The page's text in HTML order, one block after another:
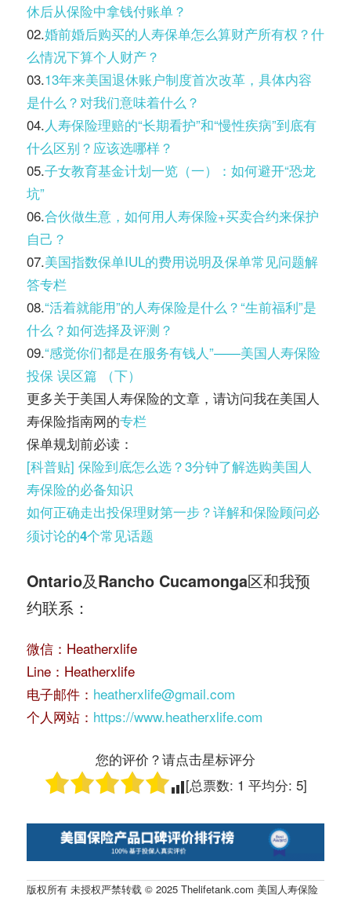
休后从保险中拿钱付账单？
02.婚前婚后购买的人寿保单怎么算财产所有权？什
么情况下算个人财产？
03.13年来美国退休账户制度首次改革，具体内容
是什么？对我们意味着什么？
04.人寿保险理赔的“长期看护”和“慢性疾病”到底有
什么区别？应该选哪样？
05.子女教育基金计划一览（一）：如何避开“恐龙
坑”
06.合伙做生意，如何用人寿保险+买卖合约来保护
自己？
07.美国指数保单IUL的费用说明及保单常见问题解
答专栏
08.“活着就能用”的人寿保险是什么？“生前福利”是
什么？如何选择及评测？
09.“感觉你们都是在服务有钱人”——美国人寿保险
投保 误区篇 （下）
更多关于美国人寿保险的文章，请访问我在美国人
寿保险指南网的专栏
保单规划前必读：
[科普贴] 保险到底怎么选？3分钟了解选购美国人
寿保险的必备知识
如何正确走出投保理财第一步？详解和保险顾问必
须讨论的4个常见话题
Ontario及Rancho Cucamonga区和我预
约联系：
微信：Heatherxlife
Line：Heatherxlife
电子邮件： heatherxlife@gmail.com
个人网站： https://www.heatherxlife.com
您的评价？请点击星标评分
[总票数: 1 平均分: 5]
版权所有 未授权严禁转载 © 2025 Thelifetank.com 美国人寿保险